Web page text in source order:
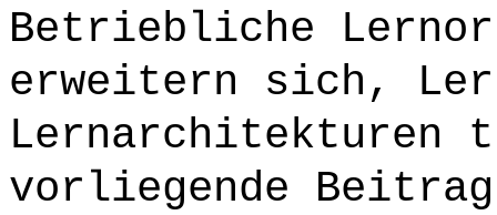
Betriebliche
erweitern sich,
Lernarchitekturen
vorliegende